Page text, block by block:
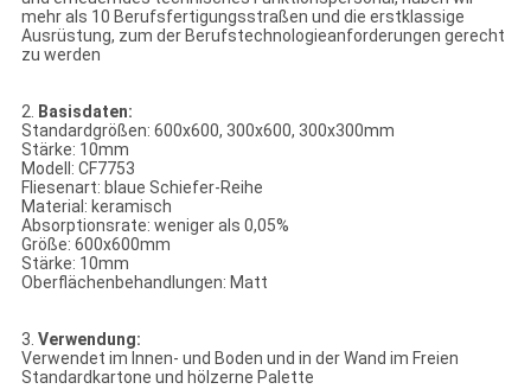
mehr als 10 Berufsfertigungsstraßen und die erstklassige
Ausrüstung, zum der Berufstechnologieanforderungen gerecht
zu werden
2. Basisdaten:
Standardgrößen: 600x600, 300x600, 300x300mm
Stärke: 10mm
Modell: CF7753
Fliesenart: blaue Schiefer-Reihe
Material: keramisch
Absorptionsrate: weniger als 0,05%
Größe: 600x600mm
Stärke: 10mm
Oberflächenbehandlungen: Matt
3. Verwendung:
Verwendet im Innen- und Boden und in der Wand im Freien
Standardkartone und hölzerne Palette